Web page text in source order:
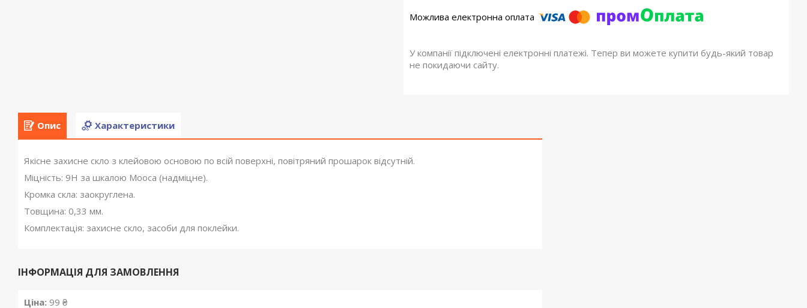
У компанії підключені електронні платежі. Тепер ви можете купити будь-який товар
не покидаючи сайту.
Опис Характеристики
Якісне захисне скло з клейовою основою по всій поверхні, повітряний прошарок відсутній.
Міцність: 9Н за шкалою Мооса (надміцне).
Кромка скла: заокруглена.
Товщина: 0,33 мм.
Комплектація: захисне скло, засоби для поклейки.
ІНФОРМАЦІЯ ДЛЯ ЗАМОВЛЕННЯ
Ціна: 99 ₴